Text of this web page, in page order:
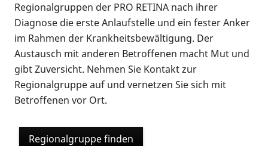
Regionalgruppen der PRO RETINA nach ihrer
Diagnose die erste Anlaufstelle und ein fester Anker
im Rahmen der Krankheitsbewältigung. Der
Austausch mit anderen Betroffenen macht Mut und
gibt Zuversicht. Nehmen Sie Kontakt zur
Regionalgruppe auf und vernetzen Sie sich mit
Betroffenen vor Ort.
Regionalgruppe finden